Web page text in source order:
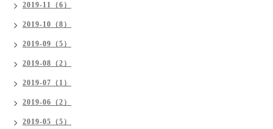
2019-11（6）
2019-10（8）
2019-09（5）
2019-08（2）
2019-07（1）
2019-06（2）
2019-05（5）